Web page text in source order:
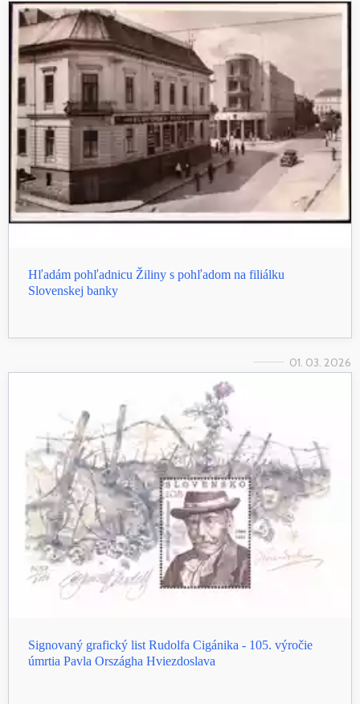
Hľadám pohľadnicu Žiliny s pohľadom na filiálku
Slovenskej banky
01. 03. 2026
Signovaný grafický list Rudolfa Cigánika - 105. výročie
úmrtia Pavla Országha Hviezdoslava